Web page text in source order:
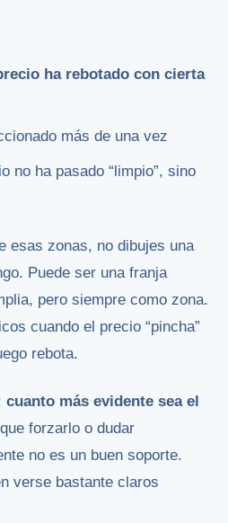
ha rebotado con cierta
más de una vez
no ha pasado “limpio”, sino
esas zonas, no dibujes una
Puede ser una franja
pero siempre como zona.
cuando el precio “pincha”
rebota.
cuanto más evidente sea el
forzarlo o dudar
no es un buen soporte.
verse bastante claros